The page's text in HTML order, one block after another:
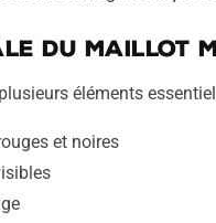
du maillot
éléments
et noires